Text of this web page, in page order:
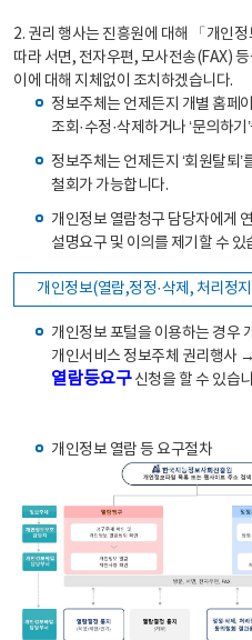
2. 권리 행사는 진흥원에 대해 「개인
따라 서면, 전자우편, 모사전송(FAX)
이에 대해 지체없이 조치하겠습니다.
정보주체는 언제든지 개별 홈페
조회·수정·삭제하거나 ‘문의하
정보주체는 언제든지 ‘회원탈퇴
철회가 가능합니다.
개인정보 열람청구 담당자에게
설명요구 및 이의를 제기할 수 있
개인정보(열람,정정·삭제, 처리정
개인정보 포털을 이용하는 경
개인서비스 정보주체 권리행사
열람등요구신청을 할 수 있습
개인정보 열람 등 요구절차